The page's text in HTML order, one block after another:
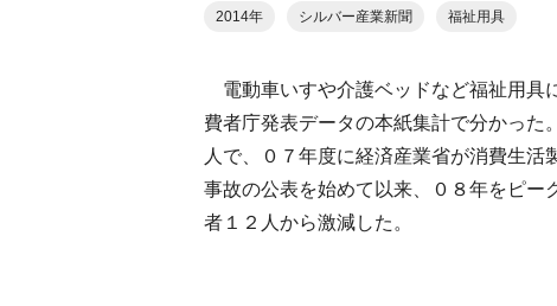
2014年 シルバー産業新聞 福祉用具
電動車いすや介護ベッドなど福祉用具
費者庁発表データの本紙集計で分かった
人で、０７年度に経済産業省が消費生
事故の公表を始めて以来、０８年をピー
者１２人から激減した。